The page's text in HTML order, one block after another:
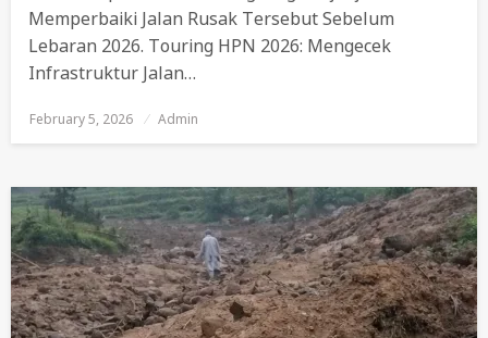
Memperbaiki Jalan Rusak Tersebut Sebelum
Lebaran 2026. Touring HPN 2026: Mengecek
Infrastruktur Jalan…
Posted
February 5, 2026 Admin